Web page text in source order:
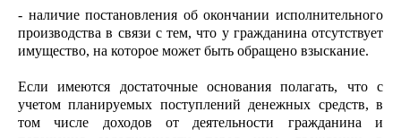
- наличие постановления об окончании исполнительного
производства в связи с тем, что у гражданина отсутствует
имущество, на которое может быть обращено взыскание.
Если имеются достаточные основания полагать, что с
учетом планируемых поступлений денежных средств, в
том числе доходов от деятельности гражданина и